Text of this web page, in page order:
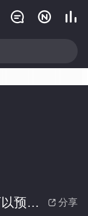
  
 分享
被踹后，我可以预知未来(全集)